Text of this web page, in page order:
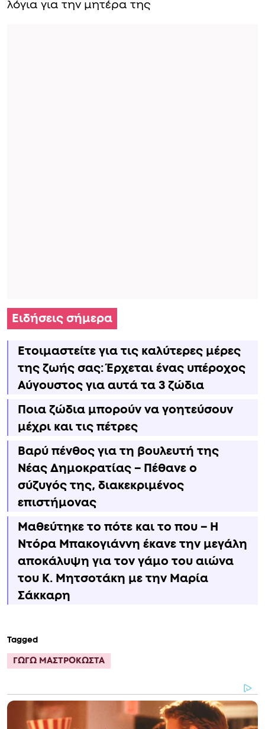
λόγια για την μητέρα της
Ειδήσεις σήμερα
Ετοιμαστείτε για τις καλύτερες μέρες
της ζωής σας: Έρχεται ένας υπέροχος
Αύγουστος για αυτά τα 3 ζώδια
Ποια ζώδια μπορούν να γοητεύσουν
μέχρι και τις πέτρες
Βαρύ πένθος για τη βουλευτή της
Νέας Δημοκρατίας – Πέθανε ο
σύζυγός της, διακεκριμένος
επιστήμονας
Μαθεύτηκε το πότε και το που – Η
Ντόρα Μπακογιάννη έκανε την μεγάλη
αποκάλυψη για τον γάμο του αιώνα
του Κ. Μητσοτάκη με την Μαρία
Σάκκαρη
Tagged
ΓΩΓΩ ΜΑΣΤΡΟΚΩΣΤΑ